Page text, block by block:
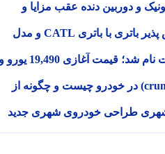
دوربین دنده عقب مزایا و
Arcfox Beta T1 نسخه تعویض پذیر باتری با باتری CATL و مدل
جیلی E2 الکتریکی در اروپا ثبت نام شد؛ قیمت آغازی 19,490 یورو و
منطقه خرد شونده (crumple zone) در خودرو چیست و چگونه از
طراحی خودروی شهری جدید